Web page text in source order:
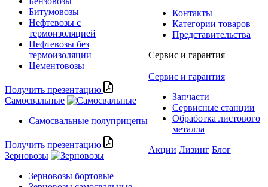
Битумовозы
Нефтевозы с
термоизоляцией
Нефтевозы без
термоизоляции
Цементовозы
Получить презентацию
Самосвальные
Самосвальные полуприцепы
Получить презентацию
Зерновозы
Зерновозы бортовые
Контакты
Категории товаров
Представительства
Сервис и гарантия
Сервис и гарантия
Запчасти
Сервисные станции
Обработка листового
металла
Акции Лизинг Блог